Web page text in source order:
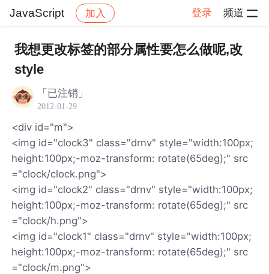
JavaScript 加入 登录 频道
社区 JavaScript 帖子详情
我想更改标签的部分属性要怎么做呢,改
style
「已注销」
2012-01-29
<div id="m">
<img id="clock3" class="drnv" style="width:100px;
height:100px;-moz-transform: rotate(65deg);" src
="clock/clock.png">
<img id="clock2" class="drnv" style="width:100px;
height:100px;-moz-transform: rotate(65deg);" src
="clock/h.png">
<img id="clock1" class="drnv" style="width:100px;
height:100px;-moz-transform: rotate(65deg);" src
="clock/m.png">